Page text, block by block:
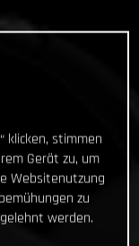
klicken, stimmen
Gerät zu, um
Websitenutzung
zu
werden.